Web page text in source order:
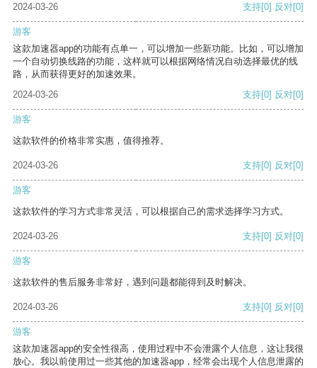
2024-03-26
支持[0] 反对[0]
游客
这款加速器app的功能有点单一，可以增加一些新功能。比如，可以增加
一个自动切换线路的功能，这样就可以根据网络情况自动选择最优的线
路，从而获得更好的加速效果。
2024-03-26
支持[0] 反对[0]
游客
这款软件的价格非常实惠，值得推荐。
2024-03-26 支持[0] 反对[0]
游客
这款软件的学习方式非常灵活，可以根据自己的需求选择学习方式。
2024-03-26 支持[0] 反对[0]
游客
这款软件的售后服务非常好，遇到问题都能得到及时解决。
2024-03-26 支持[0] 反对[0]
游客
这款加速器app的安全性很高，使用过程中不会泄露个人信息，这让我很
放心。我以前使用过一些其他的加速器app，经常会出现个人信息泄露的